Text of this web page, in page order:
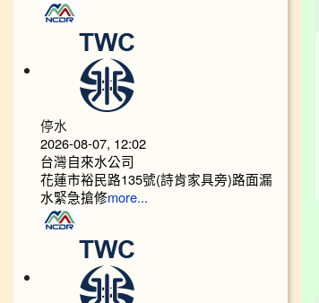
停水
2026-08-07, 12:02
台灣自來水公司
花蓮市裕民路135號(詩肯家具旁)路面漏
水緊急搶修more...